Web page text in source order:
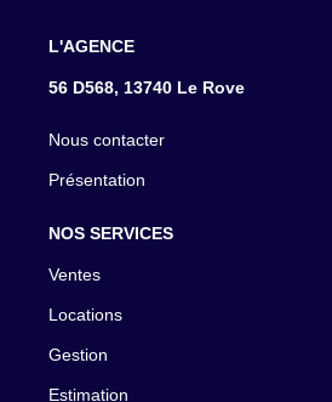
L'AGENCE
56 D568, 13740 Le Rove
Nous contacter
Présentation
NOS SERVICES
Ventes
Locations
Gestion
Estimation